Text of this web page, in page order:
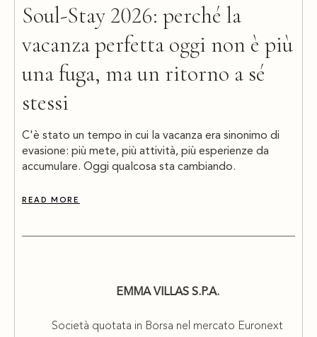
Soul-Stay 2026: perché la
vacanza perfetta oggi non è più
una fuga, ma un ritorno a sé
stessi
C'è stato un tempo in cui la vacanza era sinonimo di
evasione: più mete, più attività, più esperienze da
accumulare. Oggi qualcosa sta cambiando.
READ MORE
EMMA VILLAS S.P.A.
Società quotata in Borsa nel mercato Euronext